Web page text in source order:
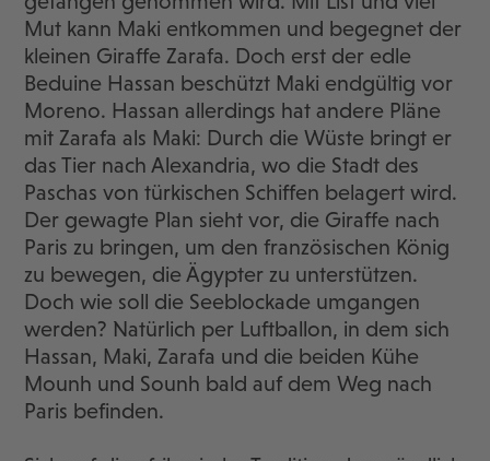
Mut kann Maki entkommen und begegnet der
kleinen Giraffe Zarafa. Doch erst der edle
Beduine Hassan beschützt Maki endgültig vor
Moreno. Hassan allerdings hat andere Pläne
mit Zarafa als Maki: Durch die Wüste bringt er
das Tier nach Alexandria, wo die Stadt des
Paschas von türkischen Schiffen belagert wird.
Der gewagte Plan sieht vor, die Giraffe nach
Paris zu bringen, um den französischen König
zu bewegen, die Ägypter zu unterstützen.
Doch wie soll die Seeblockade umgangen
werden? Natürlich per Luftballon, in dem sich
Hassan, Maki, Zarafa und die beiden Kühe
Mounh und Sounh bald auf dem Weg nach
Paris befinden.